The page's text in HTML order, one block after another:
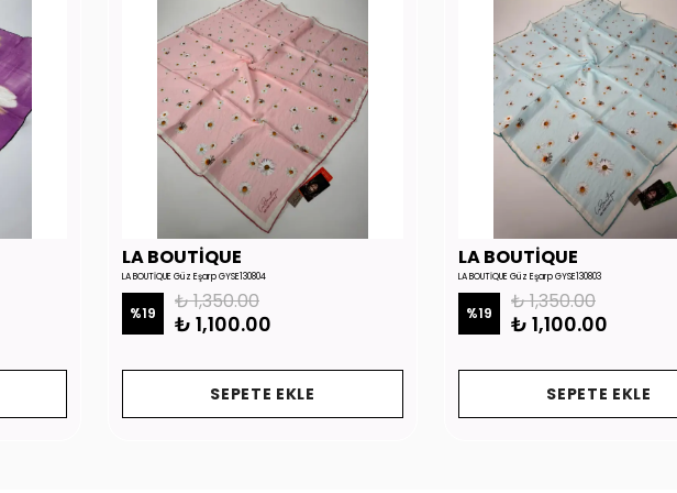
LA BOUTİQUE
LA BOUTİQUE Güz Eşarp GYSE130804
%19 ₺ 1,350.00
₺ 1,100.00
SEPETE EKLE
LA BOUTİQUE
LA BOUTİQUE Güz Eşarp GYSE130803
%19 ₺ 1,350.00
₺ 1,100.00
SEPETE EKLE